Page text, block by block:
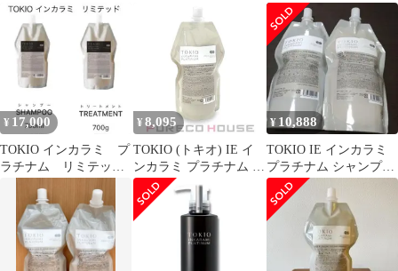
ント400g
200ml シルバー 美容室
専売 サロン専売 ドクタ
ージュニア TOKIO Dr
プー・トリートメント/
700
¥ 17,000
TOKIO インカラミ プ
ラチナム リミテッ
¥ 8,095
TOKIO (トキオ) IE イ
ンカラミ プラチナム ト
リートメント 700g レフ
ィル
¥ 10,888
TOKIO IE インカラミ
プラチナム シャンプー
＆トリートメント